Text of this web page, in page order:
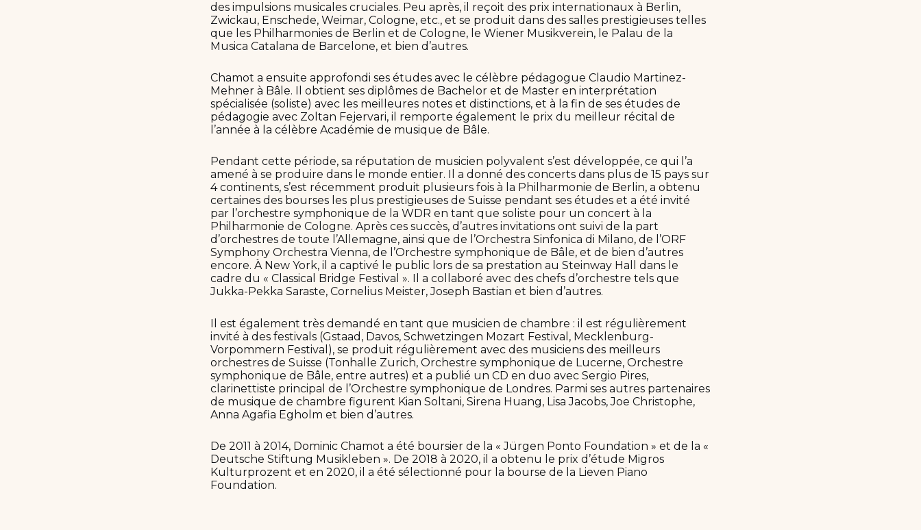
des impulsions musicales cruciales. Peu après, il reçoit des prix internationaux à Berlin,
Zwickau, Enschede, Weimar, Cologne, etc., et se produit dans des salles prestigieuses telles
que les Philharmonies de Berlin et de Cologne, le Wiener Musikverein, le Palau de la
Musica Catalana de Barcelone, et bien d’autres.
Chamot a ensuite approfondi ses études avec le célèbre pédagogue Claudio Martinez-
Mehner à Bâle. Il obtient ses diplômes de Bachelor et de Master en interprétation
spécialisée (soliste) avec les meilleures notes et distinctions, et à la fin de ses études de
pédagogie avec Zoltan Fejervari, il remporte également le prix du meilleur récital de
l’année à la célèbre Académie de musique de Bâle.
Pendant cette période, sa réputation de musicien polyvalent s’est développée, ce qui l’a
amené à se produire dans le monde entier. Il a donné des concerts dans plus de 15 pays sur
4 continents, s’est récemment produit plusieurs fois à la Philharmonie de Berlin, a obtenu
certaines des bourses les plus prestigieuses de Suisse pendant ses études et a été invité
par l’orchestre symphonique de la WDR en tant que soliste pour un concert à la
Philharmonie de Cologne. Après ces succès, d’autres invitations ont suivi de la part
d’orchestres de toute l’Allemagne, ainsi que de l’Orchestra Sinfonica di Milano, de l’ORF
Symphony Orchestra Vienna, de l’Orchestre symphonique de Bâle, et de bien d’autres
encore. À New York, il a captivé le public lors de sa prestation au Steinway Hall dans le
cadre du « Classical Bridge Festival ». Il a collaboré avec des chefs d’orchestre tels que
Jukka-Pekka Saraste, Cornelius Meister, Joseph Bastian et bien d’autres.
Il est également très demandé en tant que musicien de chambre : il est régulièrement
invité à des festivals (Gstaad, Davos, Schwetzingen Mozart Festival, Mecklenburg-
Vorpommern Festival), se produit régulièrement avec des musiciens des meilleurs
orchestres de Suisse (Tonhalle Zurich, Orchestre symphonique de Lucerne, Orchestre
symphonique de Bâle, entre autres) et a publié un CD en duo avec Sergio Pires,
clarinettiste principal de l’Orchestre symphonique de Londres. Parmi ses autres partenaires
de musique de chambre figurent Kian Soltani, Sirena Huang, Lisa Jacobs, Joe Christophe,
Anna Agafia Egholm et bien d’autres.
De 2011 à 2014, Dominic Chamot a été boursier de la « Jürgen Ponto Foundation » et de la «
Deutsche Stiftung Musikleben ». De 2018 à 2020, il a obtenu le prix d’étude Migros
Kulturprozent et en 2020, il a été sélectionné pour la bourse de la Lieven Piano
Foundation.